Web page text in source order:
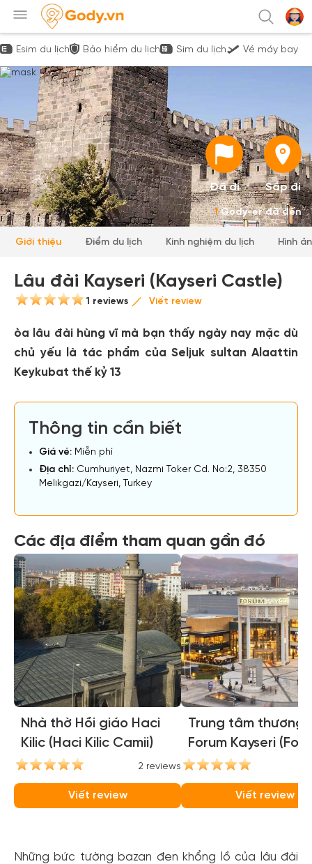
Esim du lịch Bảo hiểm du lịch Sim du lịch Vé máy bay
Đã đi Sắp đi
1Gody-er đã đến
Giới thiệu Điểm du lịch Kinh nghiệm du lịch Hình
Lâu đài Kayseri (Kayseri Castle)
1 reviews Viết review
òa lâu đài hùng vĩ mà bạn thấy ngày nay mặc dù
chủ yếu là tác phẩm của Seljuk sultan Alaattin
Keykubat thế kỷ 13
Thông tin cần biết
Giá vé: Miễn phí
Địa chỉ: Cumhuriyet, Nazmi Toker Cd. No:2, 38350
Melikgazi/Kayseri, Turkey
Các địa điểm tham quan gần đó
Nhà thờ Hồi giáo Haci
Kilic (Haci Kilic Camii)
2 reviews
Viết review
Trung tâm thương
Forum Kayseri
Kayseri)
Viết review
Những bức tường bazan đen khổng lồ của lâu đài